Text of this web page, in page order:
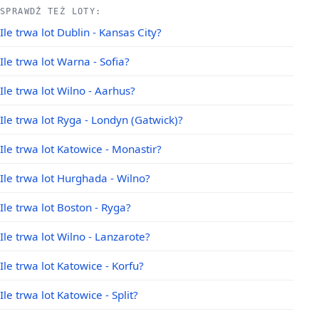
SPRAWDŹ TEŻ LOTY:
Ile trwa lot Dublin - Kansas City?
Ile trwa lot Warna - Sofia?
Ile trwa lot Wilno - Aarhus?
Ile trwa lot Ryga - Londyn (Gatwick)?
Ile trwa lot Katowice - Monastir?
Ile trwa lot Hurghada - Wilno?
Ile trwa lot Boston - Ryga?
Ile trwa lot Wilno - Lanzarote?
Ile trwa lot Katowice - Korfu?
Ile trwa lot Katowice - Split?